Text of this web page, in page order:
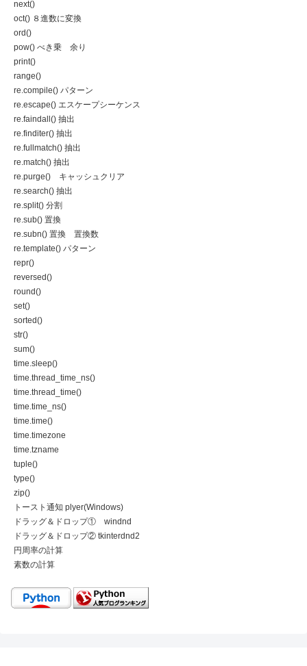
next()
oct() ８進数に変換
ord()
pow() べき乗 余り
print()
range()
re.compile() パターン
re.escape() エスケープシーケンス
re.faindall() 抽出
re.finditer() 抽出
re.fullmatch() 抽出
re.match() 抽出
re.purge() キャッシュクリア
re.search() 抽出
re.split() 分割
re.sub() 置換
re.subn() 置換 置換数
re.template() パターン
repr()
reversed()
round()
set()
sorted()
str()
sum()
time.sleep()
time.thread_time_ns()
time.thread_time()
time.time_ns()
time.time()
time.timezone
time.tzname
tuple()
type()
zip()
トースト通知 plyer(Windows)
ドラッグ＆ドロップ① windnd
ドラッグ＆ドロップ② tkinterdnd2
円周率の計算
素数の計算